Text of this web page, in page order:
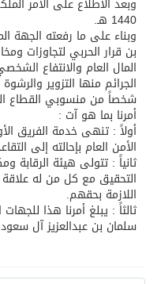
1440 هـ.
وبناء على ما رفعته الجهة
بن قرار الحربي لتجاوزات
المال العام والانتفاع
الجرائم منها التزوير
شخصاً من منسوبي القطاع
أمرنا بما هو آت :
أولاً : تنهى خدمة الفريق
الأمن العام بإحالته إلى
ثانياً : تتولى هيئة الرقابة
التحقيق مع كل من له علاقة
اللازمة بحقهم.
ثالثاً : يبلغ أمرنا هذا
سلمان بن عبدالعزيز آل سعود